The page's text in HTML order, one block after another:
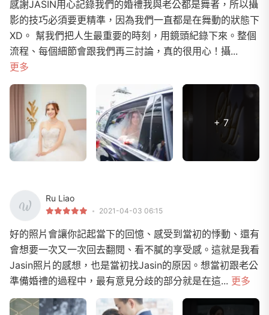
感謝JASIN用心記錄我們的婚禮我與老公都是舞者，所以攝
影的技巧必須要更精準，因為我們一直都是在舞動的狀態下
XD。 幫我們把人生最重要的時刻，用鏡頭紀錄下來。整個
流程、每個細節會跟我們再三討論，真的很用心！攝...
更多
+ 7
Ru Liao
2021-04-03 06:15
好的照片會讓你記起當下的回憶、感受到當初的悸動、還有
會想要一次又一次回去翻閱、看不膩的享受感。這就是我看
Jasin照片的感想，也是當初找Jasin的原因。想當初跟老公
準備婚禮的過程中，最有意見分歧的部分就是在這... 更多